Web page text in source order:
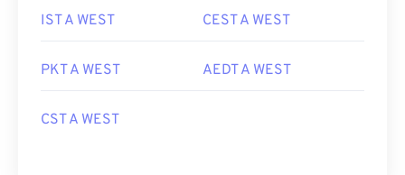
IST A WEST CEST A WEST
PKT A WEST AEDT A WEST
CST A WEST